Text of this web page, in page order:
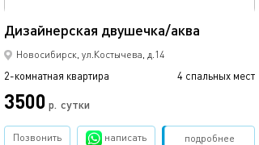
Дизайнерская двушечка/аква
Новосибирск, ул.Костычева, д.14
2-комнатная квартира 4 спальных мест
3500 р. сутки
подробнее
Позвонить написать Забронировать